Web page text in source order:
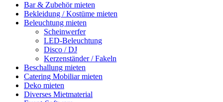
Bar & Zubehör mieten
Bekleidung / Kostüme mieten
Beleuchtung mieten
Scheinwerfer
LED-Beleuchtung
Disco / DJ
Kerzenständer / Fakeln
Beschallung mieten
Catering Mobiliar mieten
Deko mieten
Diverses Mietmaterial